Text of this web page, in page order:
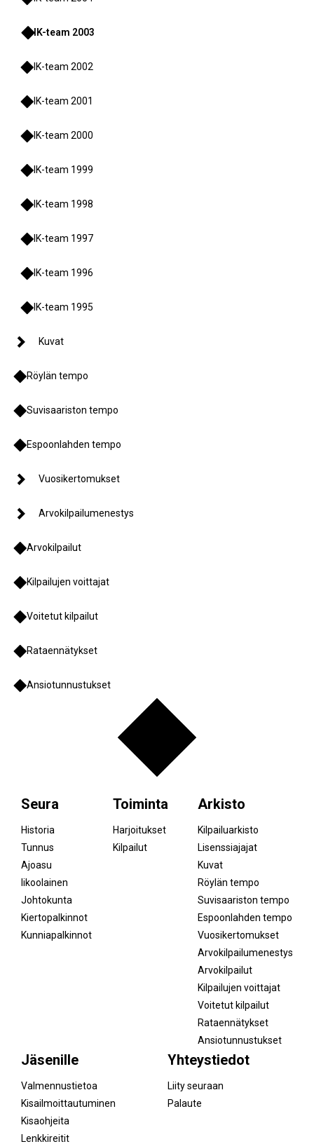
IK-team 2003
IK-team 2002
IK-team 2001
IK-team 2000
IK-team 1999
IK-team 1998
IK-team 1997
IK-team 1996
IK-team 1995
Kuvat
Röylän tempo
Suvisaariston tempo
Espoonlahden tempo
Vuosikertomukset
Arvokilpailumenestys
Arvokilpailut
Kilpailujen voittajat
Voitetut kilpailut
Rataennätykset
Ansiotunnustukset
Seura
Historia
Tunnus
Ajoasu
Iikoolainen
Johtokunta
Kiertopalkinnot
Kunniapalkinnot
Toiminta
Harjoitukset
Kilpailut
Arkisto
Kilpailuarkisto
Lisenssiajajat
Kuvat
Röylän tempo
Suvisaariston tempo
Espoonlahden tempo
Vuosikertomukset
Arvokilpailumenestys
Arvokilpailut
Kilpailujen voittajat
Voitetut kilpailut
Rataennätykset
Ansiotunnustukset
Jäsenille
Valmennustietoa
Kisailmoittautuminen
Kisaohjeita
Lenkkireitit
Yhteystiedot
Liity seuraan
Palaute